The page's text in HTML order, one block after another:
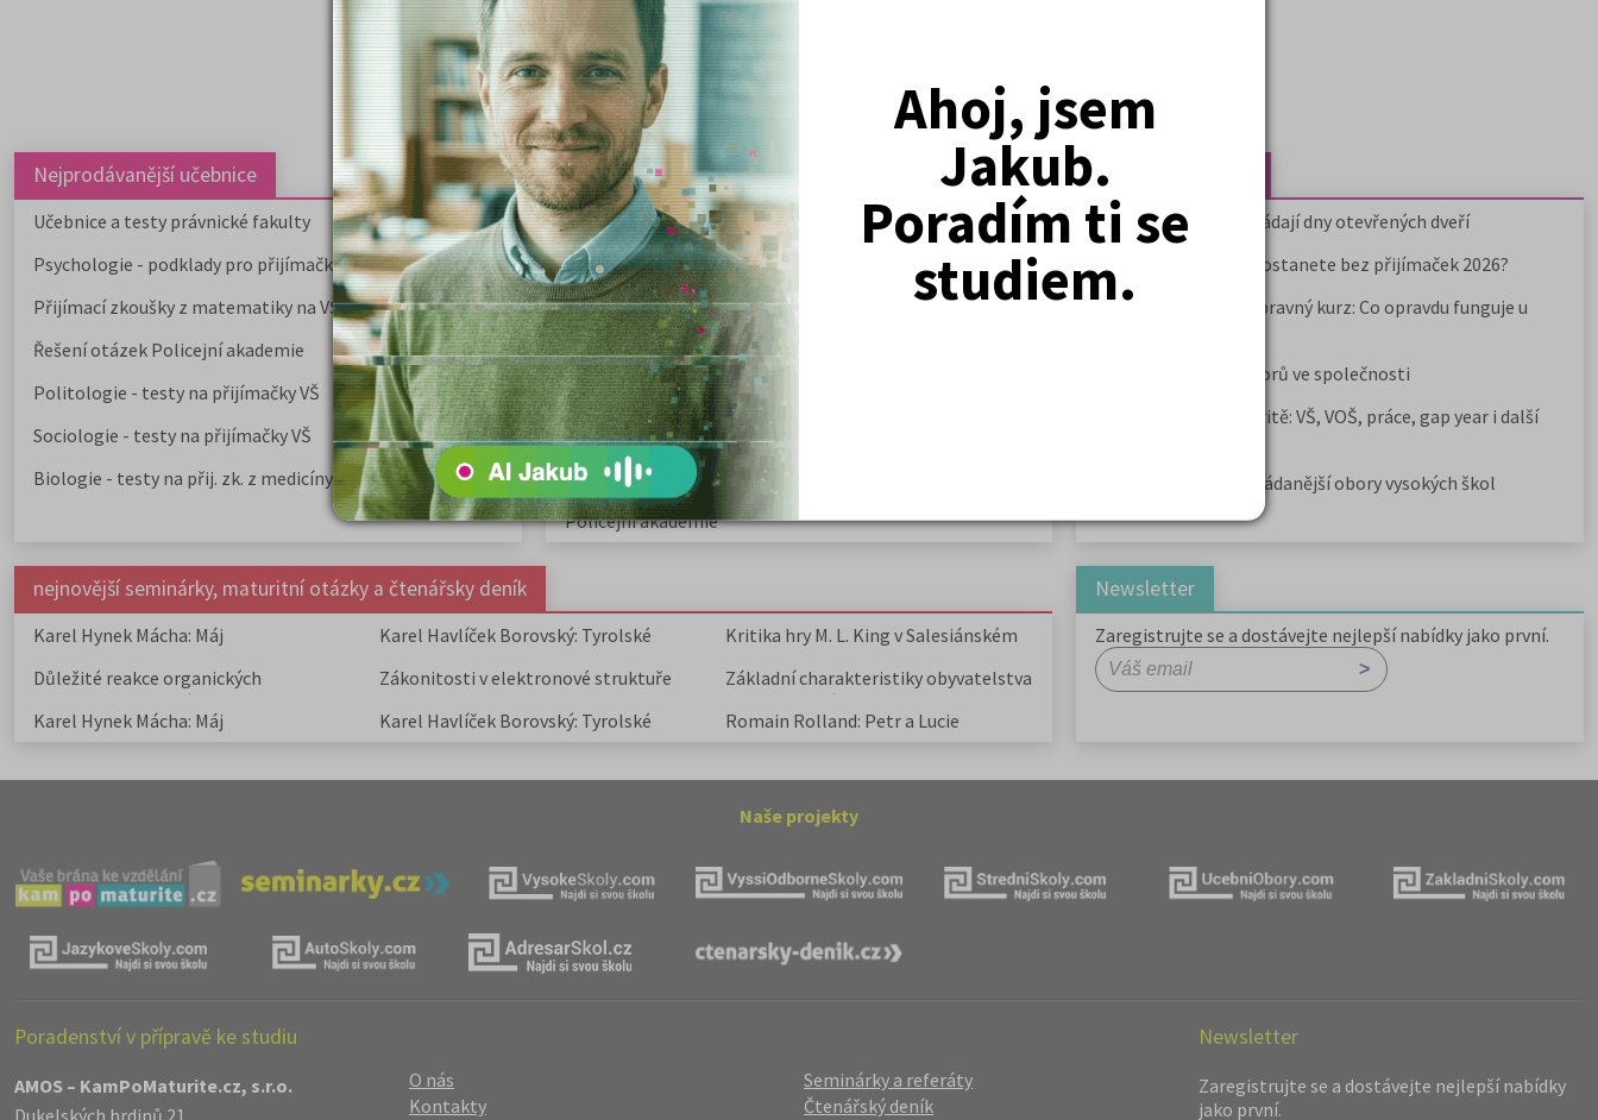
Ahoj, jsem
Jakub.
Poradím ti se
studiem.
Nejprodávanější učebnice
Učebnice a testy právnické fakulty
Psychologie - podklady pro přijímačky
Přijímací zkoušky z matematiky na VŠE Praha
Řešení otázek Policejní akademie
Politologie - testy na přijímačky VŠ
Sociologie - testy na přijímačky VŠ
Biologie - testy na přij. zk. z medicíny
Nejžádanější kurzy
Právnické fakulty
Psychologie
Lékařské fakulty, farmacie
Společenské a human. vědy
Ekonomické fakulty
Žurnalistika
Politologie a mezinár. vztahy
Policejní akademie
Nejčtenější články
Kdy vysoké školy pořádají dny otevřených dveří
Na které fakulty se dostanete bez přijímaček 2026?
Samostudium vs. přípravný kurz: Co opravdu funguje u
Prestiž a vnímání oborů ve společnosti
Rozcestník po maturitě: VŠ, VOŠ, práce, gap year i další
Jak se dostat na nejžádanější obory vysokých škol
nejnovější seminárky, maturitní otázky a čtenářsky deník
Karel Hynek Mácha: Máj
Karel Havlíček Borovský: Tyrolské
Kritika hry M. L. King v Salesiánském
Důležité reakce organických
sloučenin a jejich význam
Zákonitosti v elektronové struktuře
Základní charakteristiky obyvatelstva
a geografie sídel
Karel Hynek Mácha: Máj
Karel Havlíček Borovský: Tyrolské
Romain Rolland: Petr a Lucie
Newsletter
Zaregistrujte se a dostávejte nejlepší nabídky jako první.
Naše projekty
Poradenství v přípravě ke studiu
AMOS – KamPoMaturite.cz, s.r.o.
Dukelských hrdinů 21
O nás
Kontakty
Seminárky a referáty
Čtenářský deník
Newsletter
Zaregistrujte se a dostávejte nejlepší nabídky
jako první.